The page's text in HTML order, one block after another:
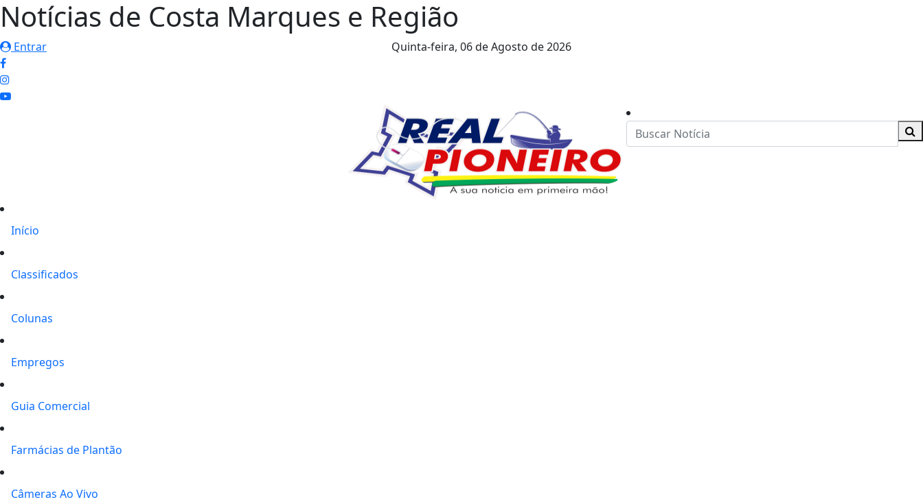
Notícias de Costa Marques e Região
Entrar Quinta-feira, 06 de Agosto de 2026
Início
Classificados
Colunas
Empregos
Guia Comercial
Farmácias de Plantão
Câmeras Ao Vivo